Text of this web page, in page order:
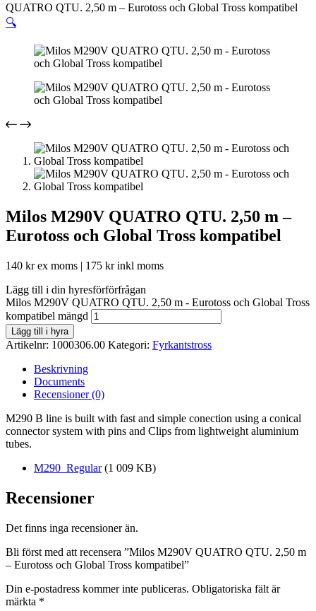
QUATRO QTU. 2,50 m – Eurotoss och Global Tross kompatibel
🔍
Milos M290V QUATRO QTU. 2,50 m –
Eurotoss och Global Tross kompatibel
140 krex moms | 175 krinkl moms
Lägg till i din hyresförförfrågan
Milos M290V QUATRO QTU. 2,50 m - Eurotoss och Global Tross
kompatibel mängd
Lägg till i hyra
Artikelnr: 1000306.00 Kategori: Fyrkantstross
Beskrivning
Documents
Recensioner (0)
M290 B line is built with fast and simple conection using a conical
connector system with pins and Clips from lightweight aluminium
tubes.
M290_Regular(1 009 KB)
Recensioner
Det finns inga recensioner än.
Bli först med att recensera ”Milos M290V QUATRO QTU. 2,50 m
– Eurotoss och Global Tross kompatibel”
Din e-postadress kommer inte publiceras. Obligatoriska fält är
märkta *